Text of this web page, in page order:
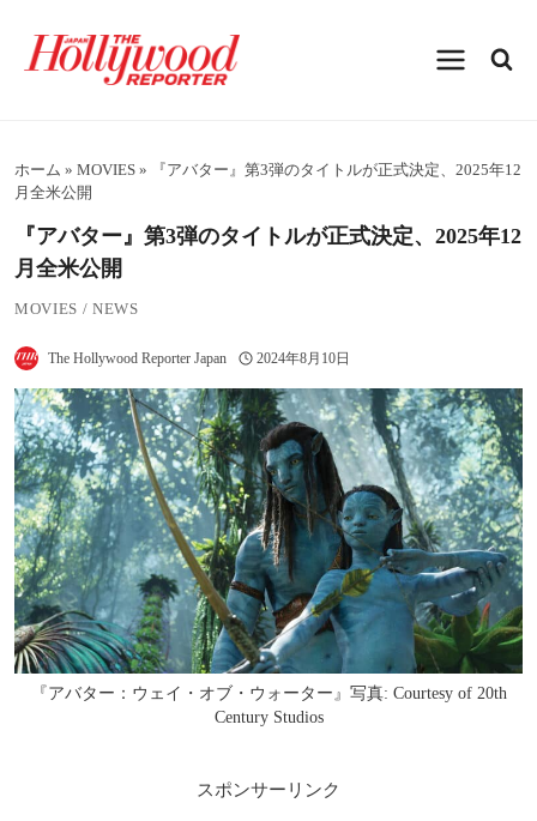
プホーム » MOVIES »
『アバター』第3弾のタイトルが正式決定、2025年12
月全米公開
『アバター』第3弾のタイトルが正式決定、2025年12
月全米公開
MOVIES / NEWS
The Hollywood Reporter Japan 2024年8月10日
『アバター：ウェイ・オブ・ウォーター』写真: Courtesy of 20th
Century Studios
スポンサーリンク